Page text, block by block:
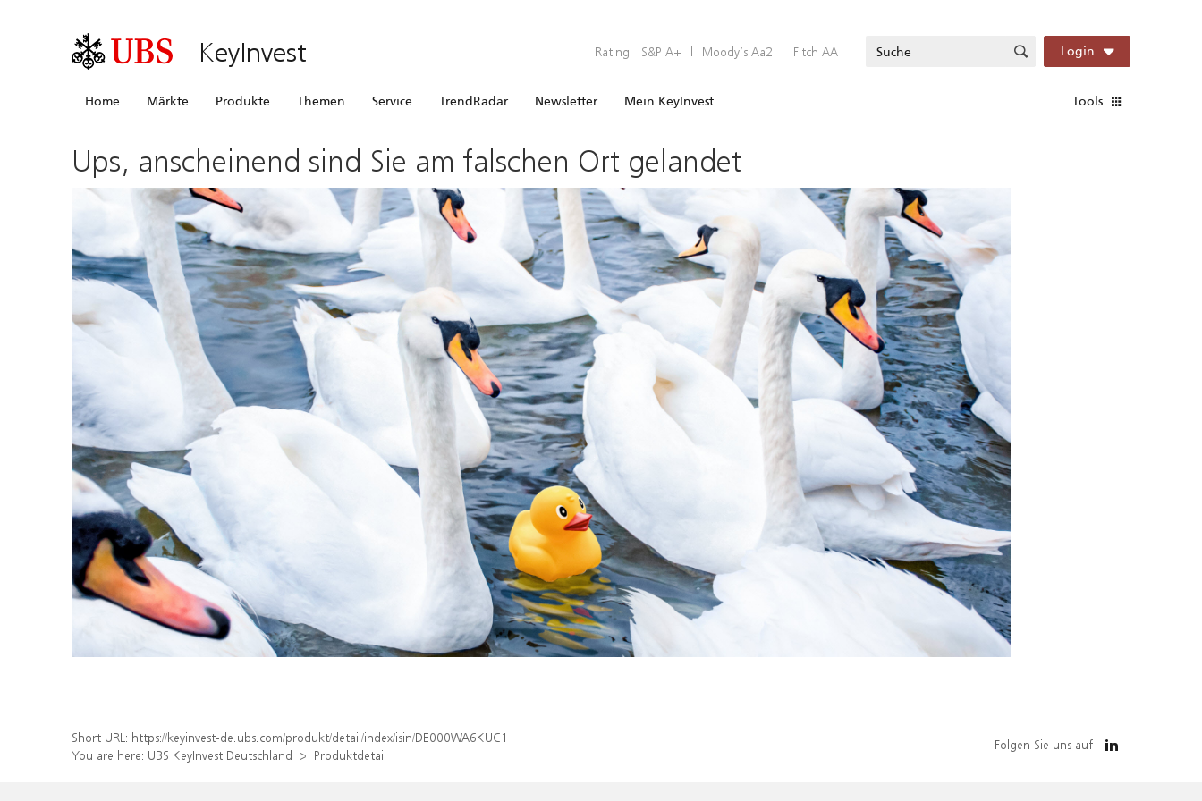
KeyInvest Rating: S&P A+ | Moody’s Aa2 | Fitch AA Login
Home Märkte Produkte Themen Service TrendRadar Newsletter Mein KeyInvest Tools
Ups, anscheinend sind Sie am falschen Ort gelandet
Short URL: https://keyinvest-de.ubs.com/produkt/detail/index/isin/DE000WA6KUC1
You are here: UBS KeyInvest Deutschland Produktdetail
Folgen Sie uns auf